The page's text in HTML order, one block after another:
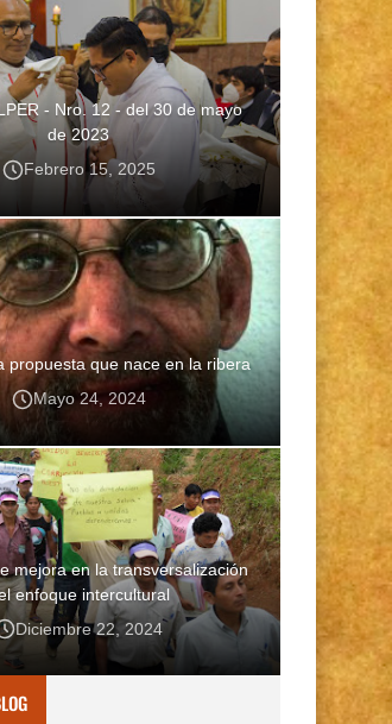
- Nro. 12 - del 30 de mayo
de 2023
Febrero 15, 2025
propuesta que nace en la ribera
Mayo 24, 2024
mejora en la transversalización
enfoque intercultural
Diciembre 22, 2024